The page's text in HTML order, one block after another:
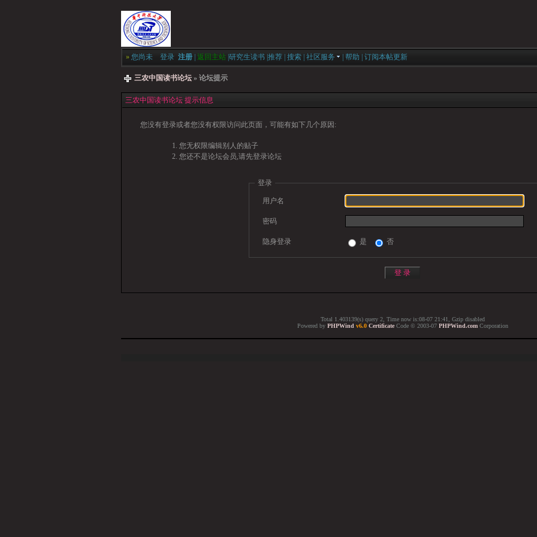
» 您尚未 登录 注册 返回主站 研究生读书 推荐 搜索 社区服务 帮助 订阅本帖更新
三农中国读书论坛 » 论坛提示
三农中国读书论坛 提示信息
您没有登录或者您没有权限访问此页面，可能有如下几个原因:
您无权限编辑别人的贴子
您还不是论坛会员,请先登录论坛
登录
用户名
密码
隐身登录 是 否
Total 1.403139(s) query 2, Time now is:08-07 21:41, Gzip disabled
Powered by PHPWind v6.0 Certificate Code © 2003-07 PHPWind.com Corporation